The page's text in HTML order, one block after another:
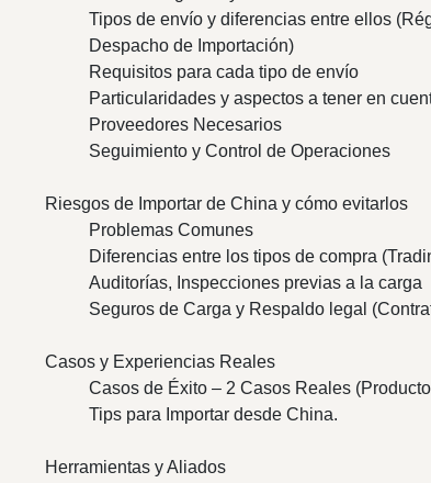
Tipos de envío y diferencias entre ellos
Despacho de Importación)
Requisitos para cada tipo de envío
Particularidades y aspectos a tener en
Proveedores Necesarios
Seguimiento y Control de Operaciones
Riesgos de Importar de China y cómo evitarlos
Problemas Comunes
Diferencias entre los tipos de compra
Auditorías, Inspecciones previas a la carga
Seguros de Carga y Respaldo legal
Casos y Experiencias Reales
Casos de Éxito – 2 Casos Reales
Tips para Importar desde China.
Herramientas y Aliados